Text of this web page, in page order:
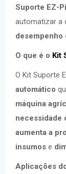
Suporte EZ-
automatizar a
desempenho
O que é o Kit
O Kit Suporte
automático
máquina
necessidade
aumenta a
insumos e
Aplicações